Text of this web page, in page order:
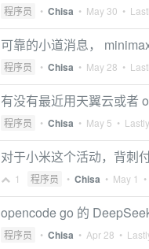
程序员 • Chisa • May 30 •
可靠的小道消息，
程序员 • Chisa • May 28 •
有没有最近用天翼云或者
程序员 • Chisa • May 5 •
对于小米这个活动，背刺
1 程序员 • Chisa • May 1
opencode go 的
程序员 • Chisa • Apr 28 •